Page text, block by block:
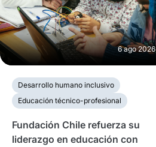
6 ago 2026
Desarrollo humano inclusivo
Educación técnico-profesional
Fundación Chile refuerza su
liderazgo en educación con